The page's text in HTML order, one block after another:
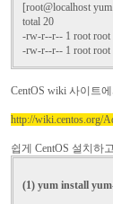
[root@localhost
total 20
-rw-r--r-- 1 root root
-rw-r--r-- 1 root root
CentOS wiki 사이트
http://wiki.centos.org/
쉽게 CentOS 설치하
(1) yum install